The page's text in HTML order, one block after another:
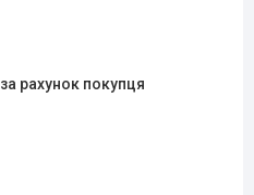
за рахунок покупця